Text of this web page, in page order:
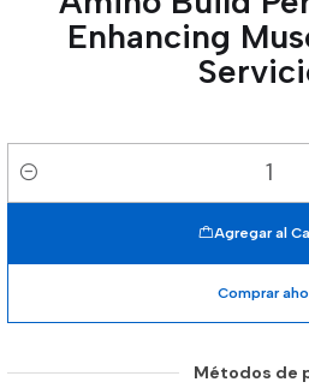
Enhancing
Cantidad
Agregar al
Comprar
Métodos de